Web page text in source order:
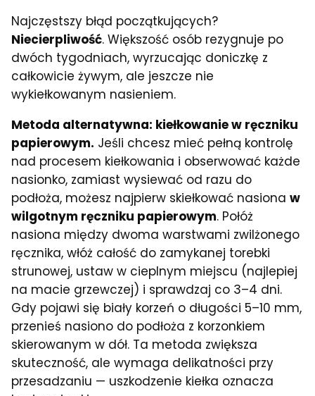
Najczęstszy błąd początkujących?
Niecierpliwość. Większość osób rezygnuje po
dwóch tygodniach, wyrzucając doniczkę z
całkowicie żywym, ale jeszcze nie
wykiełkowanym nasieniem.
Metoda alternatywna: kiełkowanie w ręczniku
papierowym. Jeśli chcesz mieć pełną kontrolę
nad procesem kiełkowania i obserwować każde
nasionko, zamiast wysiewać od razu do
podłoża, możesz najpierw skiełkować nasiona w
wilgotnym ręczniku papierowym. Połóż
nasiona między dwoma warstwami zwilżonego
ręcznika, włóż całość do zamykanej torebki
strunowej, ustaw w cieplnym miejscu (najlepiej
na macie grzewczej) i sprawdzaj co 3–4 dni.
Gdy pojawi się biały korzeń o długości 5–10 mm,
przenieś nasiono do podłoża z korzonkiem
skierowanym w dół. Ta metoda zwiększa
skuteczność, ale wymaga delikatności przy
przesadzaniu — uszkodzenie kiełka oznacza